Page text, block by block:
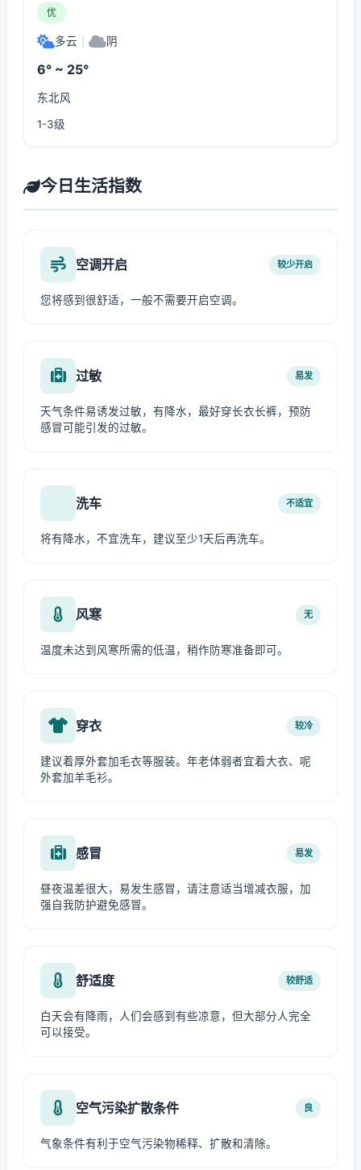
优
多云 阴
6° ~ 25°
东北风
1-3级
今日生活指数
空调开启 较少开启
您将感到很舒适，一般不需要开启空调。
过敏 易发
天气条件易诱发过敏，有降水，最好穿长衣长裤，预防
感冒可能引发的过敏。
洗车 不适宜
将有降水，不宜洗车，建议至少1天后再洗车。
风寒 无
温度未达到风寒所需的低温，稍作防寒准备即可。
穿衣 较冷
建议着厚外套加毛衣等服装。年老体弱者宜着大衣、呢
外套加羊毛衫。
感冒 易发
昼夜温差很大，易发生感冒，请注意适当增减衣服，加
强自我防护避免感冒。
舒适度 较舒适
白天会有降雨，人们会感到有些凉意，但大部分人完全
可以接受。
空气污染扩散条件 良
气象条件有利于空气污染物稀释、扩散和清除。